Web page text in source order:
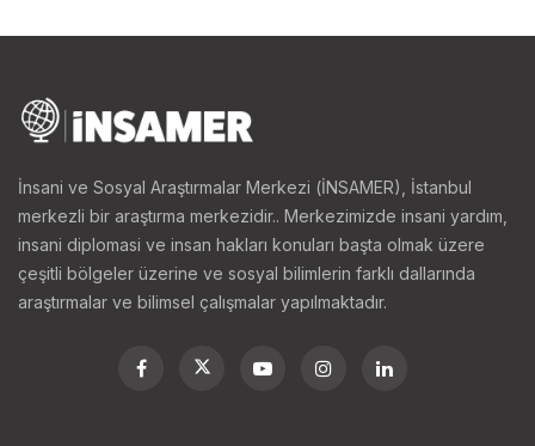
İnsani ve Sosyal Araştırmalar Merkezi (İNSAMER), İstanbul
merkezli bir araştırma merkezidir.. Merkezimizde insani yardım,
insani diplomasi ve insan hakları konuları başta olmak üzere
çeşitli bölgeler üzerine ve sosyal bilimlerin farklı dallarında
araştırmalar ve bilimsel çalışmalar yapılmaktadır.